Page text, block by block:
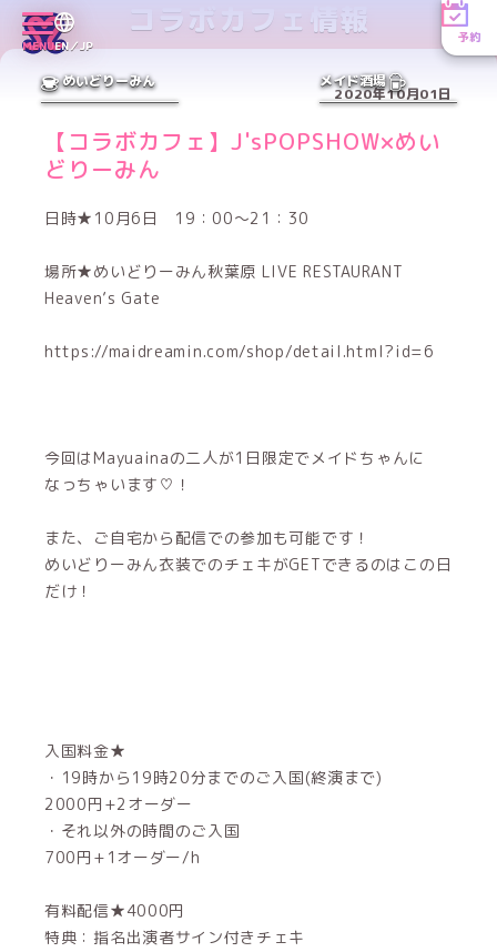
MENUEN／JP
予約
めいどりーみん メイド酒場
コラボカフェ情報
2020年10月01日
【コラボカフェ】J'sPOPSHOW×めい
どりーみん
日時★10月6日 19：00～21：30
場所★めいどりーみん秋葉原 LIVE RESTAURANT
Heaven’s Gate
https://maidreamin.com/shop/detail.html?id=6
今回はMayuainaの二人が1日限定でメイドちゃんに
なっちゃいます♡！
また、ご自宅から配信での参加も可能です！
めいどりーみん衣装でのチェキがGETできるのはこの日
だけ！
入国料金★
・19時から19時20分までのご入国(終演まで)
2000円+2オーダー
・それ以外の時間のご入国
700円+1オーダー/h
有料配信★4000円
特典：指名出演者サイン付きチェキ